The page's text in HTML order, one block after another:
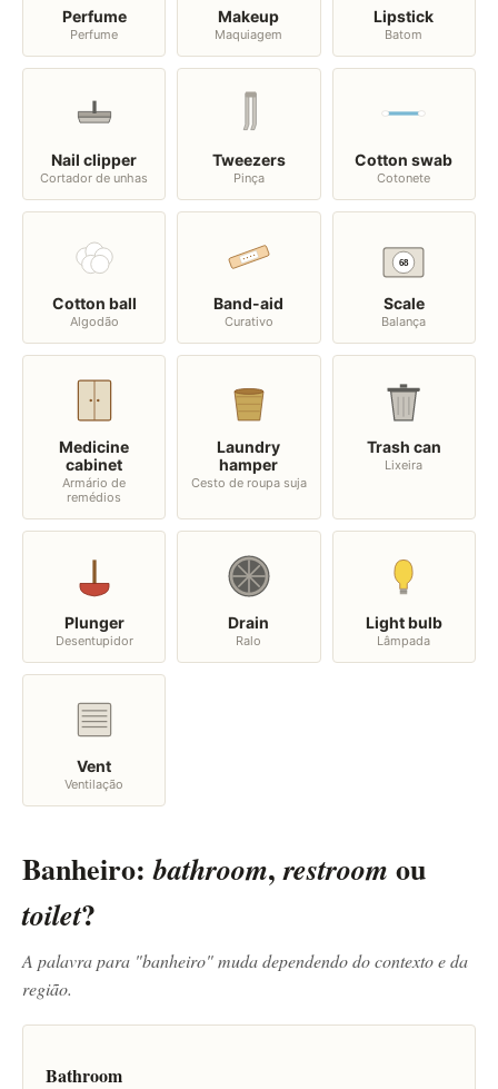
Perfume
Perfume
Makeup
Maquiagem
Lipstick
Batom
Nail clipper
Cortador de unhas
Tweezers
Pinça
Cotton swab
Cotonete
Cotton ball
Algodão
Band-aid
Curativo
68
Scale
Balança
Medicine
cabinet
Armário de
remédios
Laundry
hamper
Cesto de roupa suja
Trash can
Lixeira
Plunger
Desentupidor
Drain
Ralo
Light bulb
Lâmpada
Vent
Ventilação
Banheiro:bathroom,restroom ou
toilet?
A palavra para "banheiro" muda dependendo do contexto e da
região.
Bathroom